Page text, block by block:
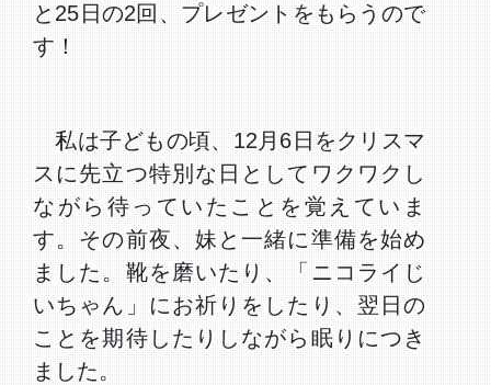
と25日の2回、プレゼントをもらうので
す！
私は子どもの頃、12月6日をクリスマ
スに先立つ特別な日としてワクワクし
ながら待っていたことを覚えていま
す。その前夜、妹と一緒に準備を始め
ました。靴を磨いたり、「ニコライじ
いちゃん」にお祈りをしたり、翌日の
ことを期待したりしながら眠りにつき
ました。